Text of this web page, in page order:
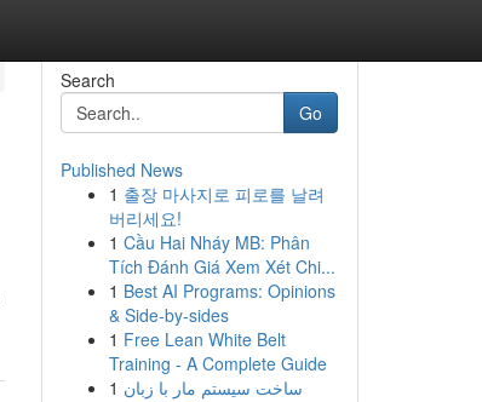
Search
Go
Published News
1 출장 마사지로 피로를 날려
버리세요!
1 Cầu Hai Nháy MB: Phân
Tích Đánh Giá Xem Xét Chi...
1 Best AI Programs: Opinions
& Side-by-sides
1 Free Lean White Belt
Training - A Complete Guide
1 ساخت سیستم مار با زبان